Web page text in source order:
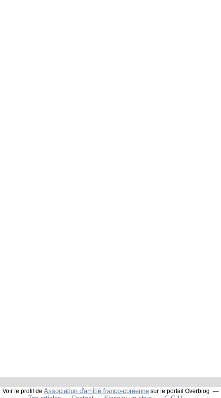
Voir le profil de Association d'amitié franco-coréenne sur le portail Overblog